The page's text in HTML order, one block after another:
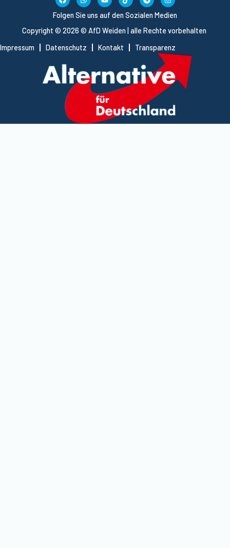
Copyright © 2026 © AfD Weiden | alle Rechte vorbehalten
Impressum
Datenschutz Kontakt Transparenz
Folgen Sie uns auf den Sozialen Medien